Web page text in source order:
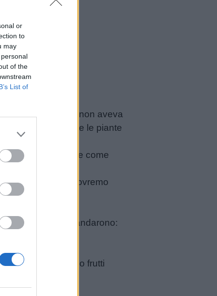
or
to
may
of the
List of
Solo l’arancio non aveva
“Perché tutte le piante
mele o dissetante come
non da niente, dovremo
che gli domandarono:
piante producono frutti